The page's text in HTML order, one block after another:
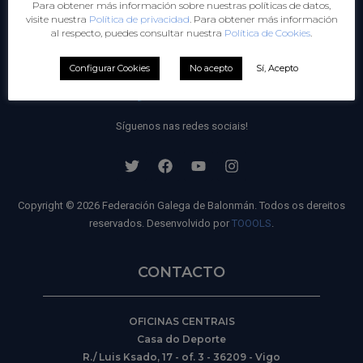
FORMACIÓN
Síguenos nas redes sociais!
Copyright © 2026 Federación Galega de Balonmán. Todos os dereitos
reservados. Desenvolvido por TOOOLS
CONTACTO
OFICINAS CENTRAIS
Casa do Deporte
R./ Luis Ksado, 17 - of. 3 - 36209 - Vigo
Para obtener más información sobre nuestras políticas de datos,
visite nuestra Política de privacidad . Para obtener más información
al respecto, puedes consultar nuestra Política de Cookies
Configurar Cookies No acepto Sí, Acepto